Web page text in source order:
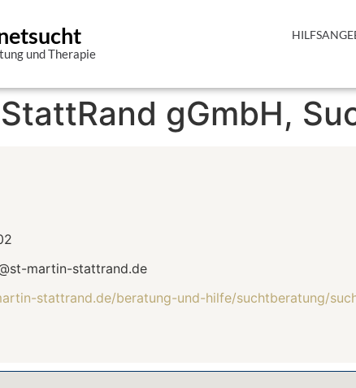
und Therapie
gGmbH,
martin-stattrand.de
stattrand.de/beratung-und-hilfe/suchtberatung/